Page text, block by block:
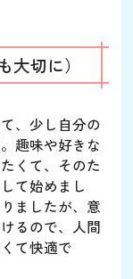
切に）
、少し自分の
趣味や好きな
くて、そのた
て始めまし
ましたが、意
るので、人間
て快適で